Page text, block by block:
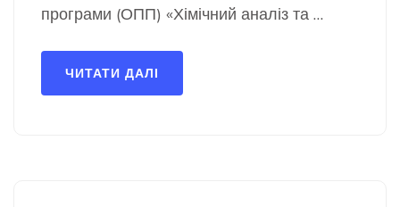
програми (ОПП) «Хімічний аналіз та …
ЧИТАТИ ДАЛІ